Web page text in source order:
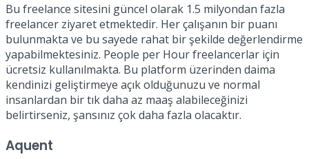
Bu freelance sitesini güncel olarak 1.5 milyondan fazla
freelancer ziyaret etmektedir. Her çalışanın bir puanı
bulunmakta ve bu sayede rahat bir şekilde değerlendirme
yapabilmektesiniz. People per Hour freelancerlar için
ücretsiz kullanılmakta. Bu platform üzerinden daima
kendinizi geliştirmeye açık olduğunuzu ve normal
insanlardan bir tık daha az maaş alabileceğinizi
belirtirseniz, şansınız çok daha fazla olacaktır.
Aquent